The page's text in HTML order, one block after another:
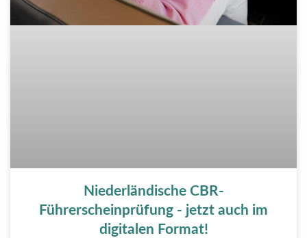
Niederländische CBR-
Führerscheinprüfung - jetzt auch im
digitalen Format!